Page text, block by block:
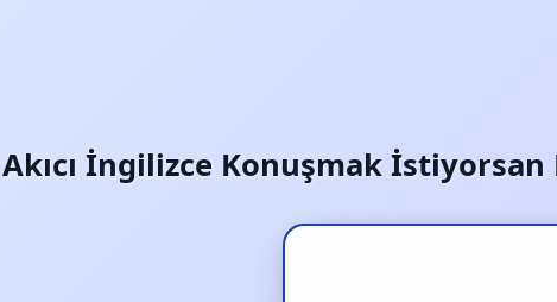
Akıcı İngilizce Konuşmak